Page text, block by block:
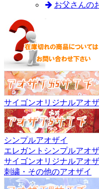
お父さんの
サイゴンオリジナルアオ
シンプルアオザイ
エレガントシンプルアオ
サイゴンオリジナルアオ
刺繍・その他のアオザイ